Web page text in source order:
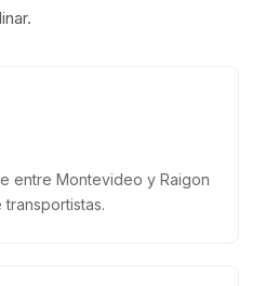
entre Montevideo y Raigon